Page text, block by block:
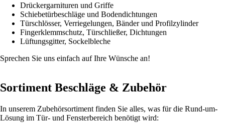
Drückergarnituren und Griffe
Schiebetürbeschläge und Bodendichtungen
Türschlösser, Verriegelungen, Bänder und Profilzylinder
Fingerklemmschutz, Türschließer, Dichtungen
Lüftungsgitter, Sockelbleche
Sprechen Sie uns einfach auf Ihre Wünsche an!
Sortiment Beschläge & Zubehör
In unserem Zubehörsortiment finden Sie alles, was für die Rund-um-
Lösung im Tür- und Fensterbereich benötigt wird: